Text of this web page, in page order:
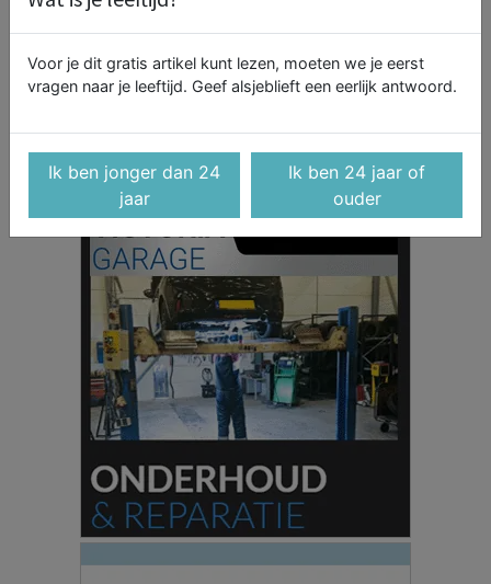
Voor je dit gratis artikel kunt lezen, moeten we je eerst
vragen naar je leeftijd. Geef alsjeblieft een eerlijk antwoord.
Ik ben jonger dan 24
jaar
Ik ben 24 jaar of
ouder